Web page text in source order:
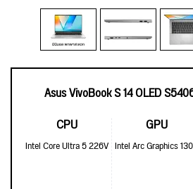
Asus VivoBook S 14 OLED
CPU
Intel Core Ultra 5 226V
GPU
Intel Arc Graphics